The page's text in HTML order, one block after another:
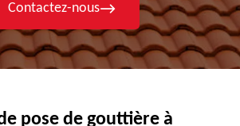
Contactez-nous
pose de gouttière à